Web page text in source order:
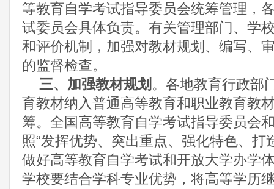
等教育自学考试指导委员会统筹管理，
试委员会具体负责。有关管理部门、学
和评价机制，加强对教材规划、编写、
的监督检查。
三、加强教材规划 。各地教育行政部
育教材纳入普通高等教育和职业教育教
筹。全国高等教育自学考试指导委员会
照“发挥优势、突出重点、强化特色、打
做好高等教育自学考试和开放大学办学
学校要结合学科专业优势，将高等学历